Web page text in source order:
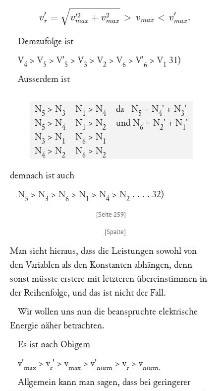
max′2+vmax2>v
Demzufolge ist
V4 > V5 > V'5 > V3 > V2 > V6 > V'6 > V1 31)
Ausserdem ist
N5 > N3
N5 > N4
N3 > N1
N4 > N2
N1 > N4
N1 > N2
N6 > N1
N6 > N2
da N5 = N4' + N3'
und N6 = N2' + N1 '
demnach ist auch
N5 > N3 > N6 > N1 > N4 > N2 . . . . 32)
Man sieht hieraus, dass die Leistungen sowohl von
den Variablen als den Konstanten abhängen, denn
sonst müsste erstere mit letzteren übereinstimmen in
der Reihenfolge, und das ist nicht der Fall.
Wir wollen uns nun die beanspruchte elektrische
Energie näher betrachten.
Es ist nach Obigem
v'max > vr' > vmax > v'norm > vr > vnorm.
Allgemein kann man sagen, dass bei geringerer